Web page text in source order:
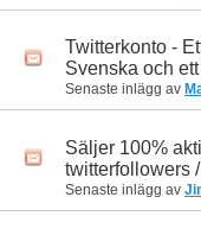
Twitterkonto -
Svenska och
Senaste inlägg av
Säljer 100%
twitterfollowers
Senaste inlägg av